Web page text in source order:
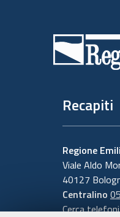
Recapiti
Regione
Viale Aldo
40127
Centralino
Cerca